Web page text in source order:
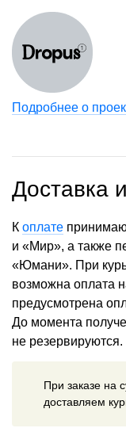
Подробнее о
Доставка
К оплате
и «Мир», а также
«Юмани». При
возможна оплата
предусмотрена
До момента
не резервируются.
При заказе на
доставляем